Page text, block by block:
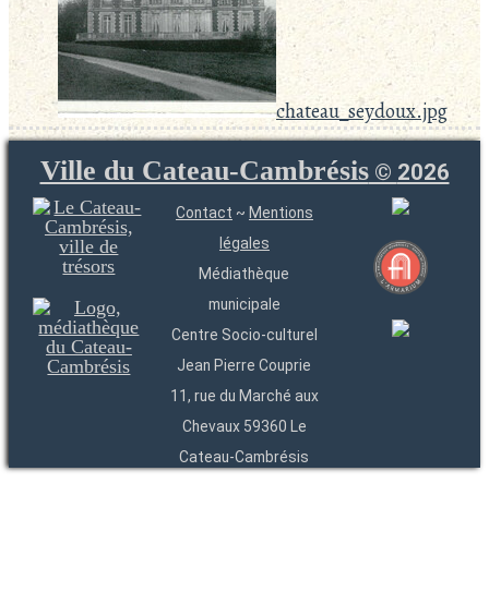
chateau_seydoux.jpg
Ville du Cateau-Cambrésis© 2026
Contact ~ Mentions
légales
Médiathèque
municipale
Centre Socio-culturel
Jean Pierre Couprie
11, rue du Marché aux
Chevaux 59360 Le
Cateau-Cambrésis